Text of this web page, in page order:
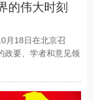
的伟大时刻
18日在北京召
政要、学者和意见领